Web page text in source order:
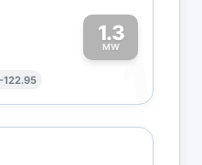
122.95
1.3
MW
1